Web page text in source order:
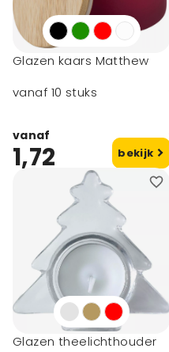
Glazen kaars Matthew
vanaf 10 stuks
vanaf
1,72 bekijk
Glazen theelichthouder